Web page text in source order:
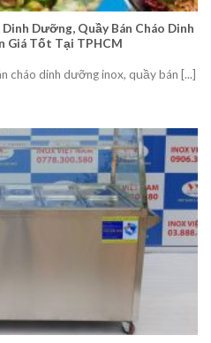
Dưỡng, Quầy Bán Cháo Dinh
Giá Tốt Tại TPHCM
cháo dinh dưỡng inox, quầy bán [...]